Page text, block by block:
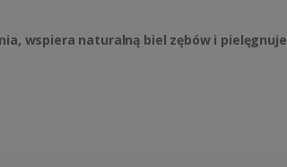
wspiera naturalną biel zębów i pielęgnuje